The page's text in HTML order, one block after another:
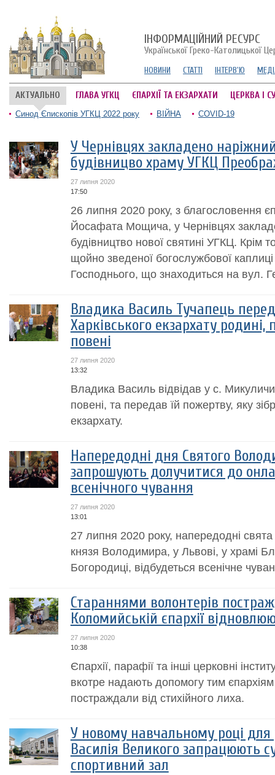
ІНФОРМАЦІЙНИЙ РЕСУРС
Української Греко-Католицької
НОВИНИ СТАТТІ ІНТЕРВ'Ю
АКТУАЛЬНО ГЛАВА УГКЦ ЄПАРХІЇ ТА ЕКЗАРХАТИ ЦЕРКВА І
Синод Єпископів УГКЦ 2022 року ВІЙНА COVID-19
У Чернівцях закладено
будівницво храму УГКЦ
27 липня 2020
17:50
26 липня 2020 року, з благословення
Йосафата Мощича, у Чернівцях
будівництво нової святині УГКЦ. Крім
щойно зведеної богослужбової
Господнього, що знаходиться на вул.
Владика Василь Тучапець
Харківського екзархату родині,
повені
27 липня 2020
13:32
Владика Василь відвідав у с.
повені, та передав їй пожертву, яку
екзархату.
Напередодні дня Святого
запрошують долучитися до
всенічного чування
27 липня 2020
13:01
27 липня 2020 року, напередодні
князя Володимира, у Львові, у храмі
Богородиці, відбудеться всенічне
Стараннями волонтерів
Коломийській єпархії
27 липня 2020
10:38
Єпархії, парафії та інші церковні
вкотре надають допомогу тим
постраждали від стихійного лиха.
У новому навчальному році для
Василія Великого запрацюють
спортивний зал